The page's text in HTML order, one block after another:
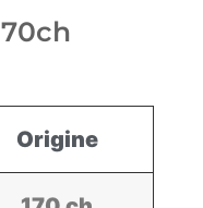
Origine